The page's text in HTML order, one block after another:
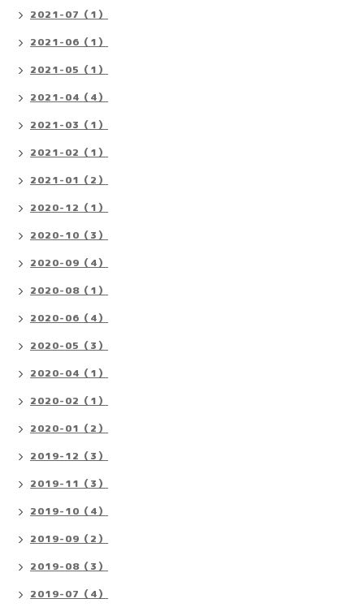
2021-07（1）
2021-06（1）
2021-05（1）
2021-04（4）
2021-03（1）
2021-02（1）
2021-01（2）
2020-12（1）
2020-10（3）
2020-09（4）
2020-08（1）
2020-06（4）
2020-05（3）
2020-04（1）
2020-02（1）
2020-01（2）
2019-12（3）
2019-11（3）
2019-10（4）
2019-09（2）
2019-08（3）
2019-07（4）